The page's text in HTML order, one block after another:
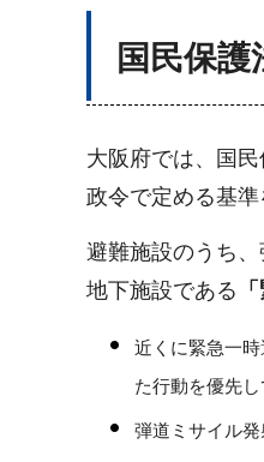
国民保
大阪府では、国
政令で定める基準
避難施設のうち
地下施設である
近くに緊急一
た行動を優先し
弾道ミサイル